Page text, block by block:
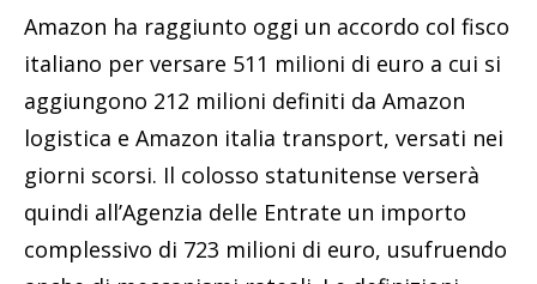
Amazon ha raggiunto oggi un accordo col fisco
italiano per versare 511 milioni di euro a cui si
aggiungono 212 milioni definiti da Amazon
logistica e Amazon italia transport, versati nei
giorni scorsi. Il colosso statunitense verserà
quindi all’Agenzia delle Entrate un importo
complessivo di 723 milioni di euro, usufruendo